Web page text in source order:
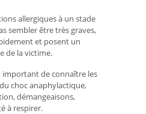
allergiques à un stade
sembler être très graves,
et posent un
de la victime.
important de connaître les
choc anaphylactique,
démangeaisons,
à respirer.